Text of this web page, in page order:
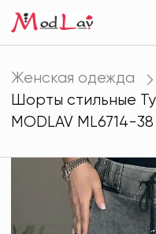
Женская одежда
Шорты стильные
MODLAV ML6714-38